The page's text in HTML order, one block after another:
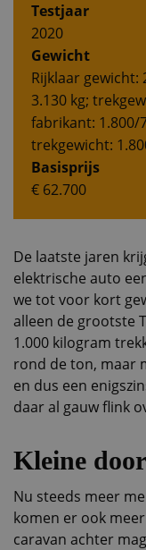
Testjaar
2020
Gewicht
Rijklaar gewicht:
3.130 kg;
fabrikant: 1.800/
trekgewicht:
Basisprijs
€ 62.700
De laatste jaren
elektrische auto
we tot voor kort
alleen de grootste
1.000 kilogram
rond de ton, maar
en dus een
daar al gauw flink
Kleine
Nu steeds meer
komen er ook
caravan achter